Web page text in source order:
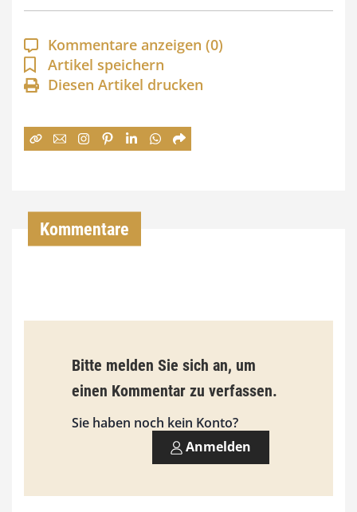
p
a
n
n
:
€
i
s
9
0
Kommentare anzeigen (0)
Artikel speichern
Diesen Artikel drucken
Kommentare
Bitte melden Sie sich an, um
einen Kommentar zu verfassen.
Sie haben noch kein Konto?
Anmelden